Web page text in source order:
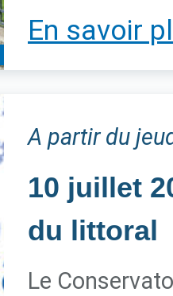
En savoir
A partir du
10 juillet
du littoral
Le